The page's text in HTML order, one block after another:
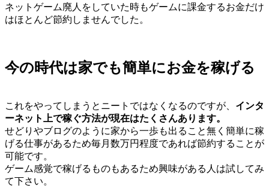
ネットゲーム廃人をしていた時もゲームに課金するお金だけ
はほとんど節約しませんでした。
今の時代は家でも簡単にお金を稼げる
これをやってしまうとニートではなくなるのですが、 インタ
ーネット上で稼ぐ方法が現在はたくさんあります。
せどりやブログのように家から一歩も出ること無く簡単に稼
げる仕事があるため毎月数万円程度であれば節約することが
可能です。
ゲーム感覚で稼げるものもあるため興味がある人は試してみ
て下さい。